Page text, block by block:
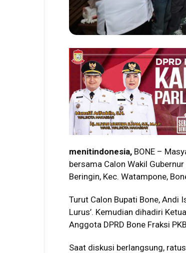
menitindonesia, BONE –
bersama Calon Wakil
Beringin, Kec. Watampone,
Turut Calon Bupati Bone, Andi
Lurus’. Kemudian dihadiri
Anggota DPRD Bone Fraksi
Saat diskusi berlangsung,